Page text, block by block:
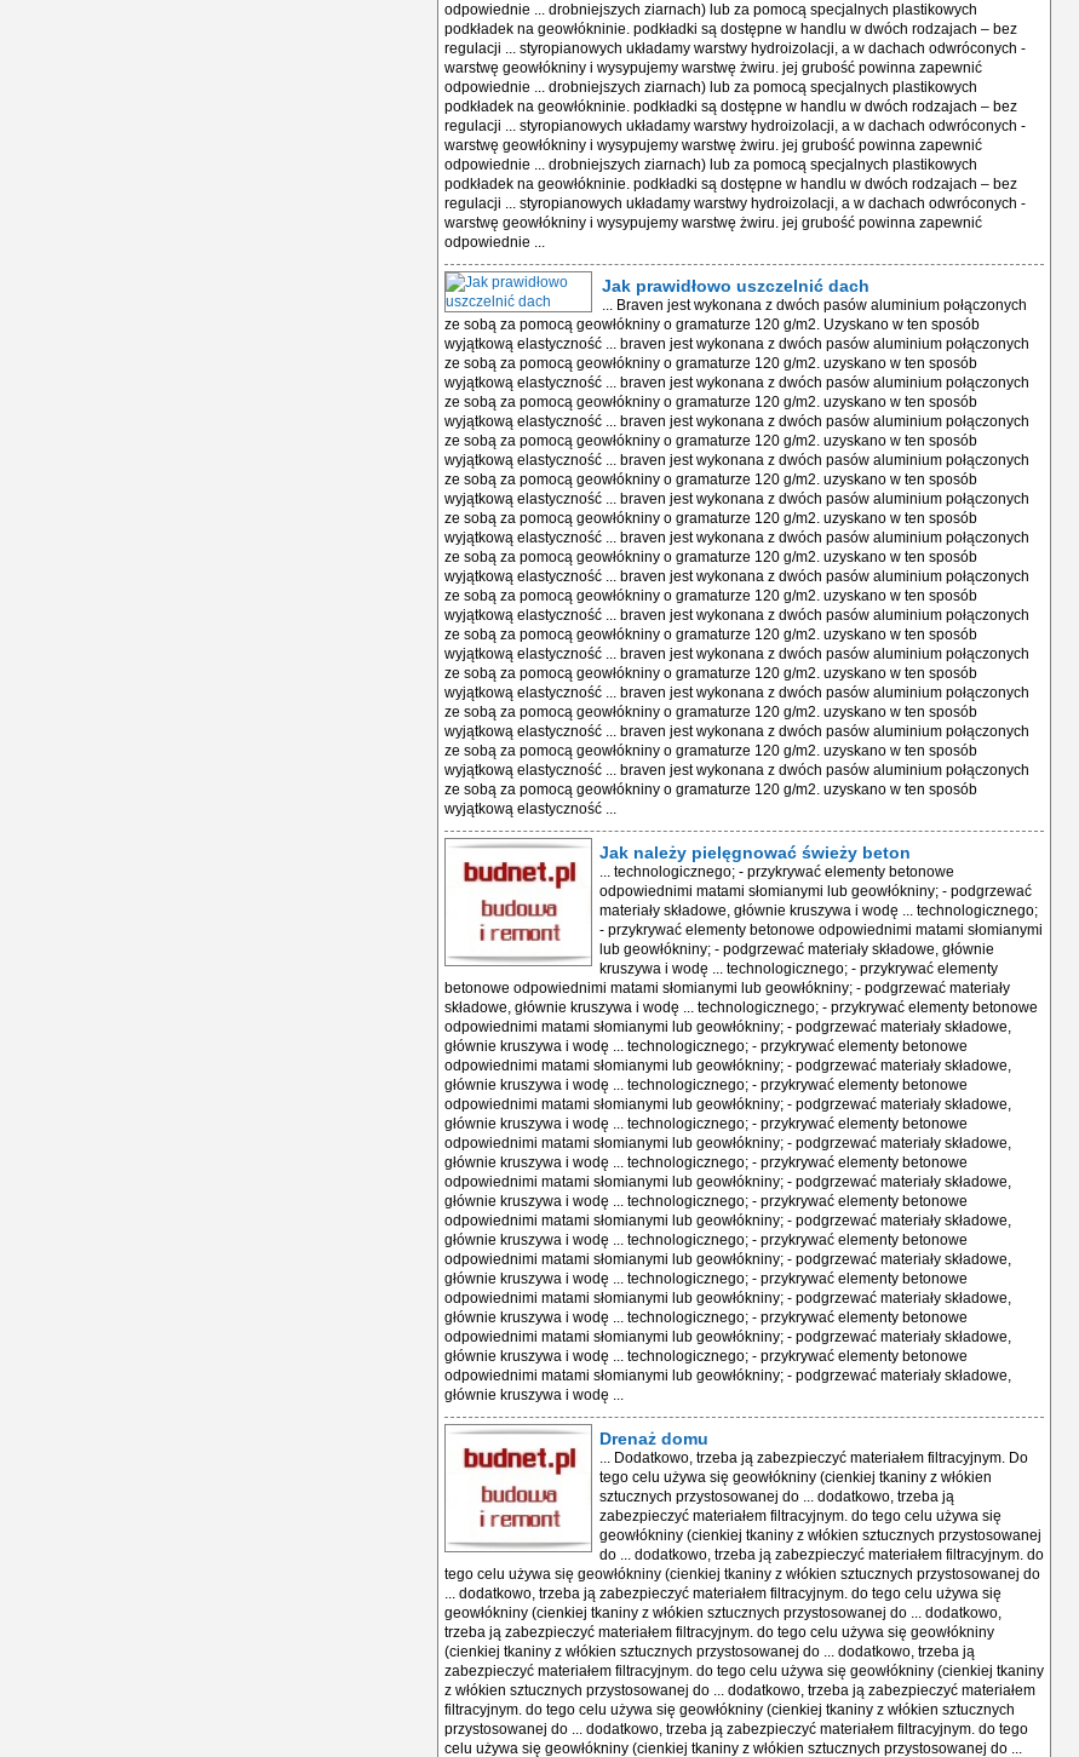
odpowiednie ... drobniejszych ziarnach) lub za pomocą specjalnych plastikowych
podkładek na geowłókninie. podkładki są dostępne w handlu w dwóch rodzajach – bez
regulacji ... styropianowych układamy warstwy hydroizolacji, a w dachach odwróconych -
warstwę geowłókniny i wysypujemy warstwę żwiru. jej grubość powinna zapewnić
odpowiednie ... drobniejszych ziarnach) lub za pomocą specjalnych plastikowych
podkładek na geowłókninie. podkładki są dostępne w handlu w dwóch rodzajach – bez
regulacji ... styropianowych układamy warstwy hydroizolacji, a w dachach odwróconych -
warstwę geowłókniny i wysypujemy warstwę żwiru. jej grubość powinna zapewnić
odpowiednie ... drobniejszych ziarnach) lub za pomocą specjalnych plastikowych
podkładek na geowłókninie. podkładki są dostępne w handlu w dwóch rodzajach – bez
regulacji ... styropianowych układamy warstwy hydroizolacji, a w dachach odwróconych -
warstwę geowłókniny i wysypujemy warstwę żwiru. jej grubość powinna zapewnić
odpowiednie ...
Jak prawidłowo uszczelnić dach
... Braven jest wykonana z dwóch pasów aluminium połączonych
ze sobą za pomocą geowłókniny o gramaturze 120 g/m2. Uzyskano w ten sposób
wyjątkową elastyczność ... braven jest wykonana z dwóch pasów aluminium połączonych
ze sobą za pomocą geowłókniny o gramaturze 120 g/m2. uzyskano w ten sposób
wyjątkową elastyczność ... braven jest wykonana z dwóch pasów aluminium połączonych
ze sobą za pomocą geowłókniny o gramaturze 120 g/m2. uzyskano w ten sposób
wyjątkową elastyczność ... braven jest wykonana z dwóch pasów aluminium połączonych
ze sobą za pomocą geowłókniny o gramaturze 120 g/m2. uzyskano w ten sposób
wyjątkową elastyczność ... braven jest wykonana z dwóch pasów aluminium połączonych
ze sobą za pomocą geowłókniny o gramaturze 120 g/m2. uzyskano w ten sposób
wyjątkową elastyczność ... braven jest wykonana z dwóch pasów aluminium połączonych
ze sobą za pomocą geowłókniny o gramaturze 120 g/m2. uzyskano w ten sposób
wyjątkową elastyczność ... braven jest wykonana z dwóch pasów aluminium połączonych
ze sobą za pomocą geowłókniny o gramaturze 120 g/m2. uzyskano w ten sposób
wyjątkową elastyczność ... braven jest wykonana z dwóch pasów aluminium połączonych
ze sobą za pomocą geowłókniny o gramaturze 120 g/m2. uzyskano w ten sposób
wyjątkową elastyczność ... braven jest wykonana z dwóch pasów aluminium połączonych
ze sobą za pomocą geowłókniny o gramaturze 120 g/m2. uzyskano w ten sposób
wyjątkową elastyczność ... braven jest wykonana z dwóch pasów aluminium połączonych
ze sobą za pomocą geowłókniny o gramaturze 120 g/m2. uzyskano w ten sposób
wyjątkową elastyczność ... braven jest wykonana z dwóch pasów aluminium połączonych
ze sobą za pomocą geowłókniny o gramaturze 120 g/m2. uzyskano w ten sposób
wyjątkową elastyczność ... braven jest wykonana z dwóch pasów aluminium połączonych
ze sobą za pomocą geowłókniny o gramaturze 120 g/m2. uzyskano w ten sposób
wyjątkową elastyczność ... braven jest wykonana z dwóch pasów aluminium połączonych
ze sobą za pomocą geowłókniny o gramaturze 120 g/m2. uzyskano w ten sposób
wyjątkową elastyczność ...
Jak należy pielęgnować świeży beton
... technologicznego; - przykrywać elementy betonowe
odpowiednimi matami słomianymi lub geowłókniny; - podgrzewać
materiały składowe, głównie kruszywa i wodę ... technologicznego;
- przykrywać elementy betonowe odpowiednimi matami słomianymi
lub geowłókniny; - podgrzewać materiały składowe, głównie
kruszywa i wodę ... technologicznego; - przykrywać elementy
betonowe odpowiednimi matami słomianymi lub geowłókniny; - podgrzewać materiały
składowe, głównie kruszywa i wodę ... technologicznego; - przykrywać elementy betonowe
odpowiednimi matami słomianymi lub geowłókniny; - podgrzewać materiały składowe,
głównie kruszywa i wodę ... technologicznego; - przykrywać elementy betonowe
odpowiednimi matami słomianymi lub geowłókniny; - podgrzewać materiały składowe,
głównie kruszywa i wodę ... technologicznego; - przykrywać elementy betonowe
odpowiednimi matami słomianymi lub geowłókniny; - podgrzewać materiały składowe,
głównie kruszywa i wodę ... technologicznego; - przykrywać elementy betonowe
odpowiednimi matami słomianymi lub geowłókniny; - podgrzewać materiały składowe,
głównie kruszywa i wodę ... technologicznego; - przykrywać elementy betonowe
odpowiednimi matami słomianymi lub geowłókniny; - podgrzewać materiały składowe,
głównie kruszywa i wodę ... technologicznego; - przykrywać elementy betonowe
odpowiednimi matami słomianymi lub geowłókniny; - podgrzewać materiały składowe,
głównie kruszywa i wodę ... technologicznego; - przykrywać elementy betonowe
odpowiednimi matami słomianymi lub geowłókniny; - podgrzewać materiały składowe,
głównie kruszywa i wodę ... technologicznego; - przykrywać elementy betonowe
odpowiednimi matami słomianymi lub geowłókniny; - podgrzewać materiały składowe,
głównie kruszywa i wodę ... technologicznego; - przykrywać elementy betonowe
odpowiednimi matami słomianymi lub geowłókniny; - podgrzewać materiały składowe,
głównie kruszywa i wodę ... technologicznego; - przykrywać elementy betonowe
odpowiednimi matami słomianymi lub geowłókniny; - podgrzewać materiały składowe,
głównie kruszywa i wodę ...
Drenaż domu
... Dodatkowo, trzeba ją zabezpieczyć materiałem filtracyjnym. Do
tego celu używa się geowłókniny (cienkiej tkaniny z włókien
sztucznych przystosowanej do ... dodatkowo, trzeba ją
zabezpieczyć materiałem filtracyjnym. do tego celu używa się
geowłókniny (cienkiej tkaniny z włókien sztucznych przystosowanej
do ... dodatkowo, trzeba ją zabezpieczyć materiałem filtracyjnym. do
tego celu używa się geowłókniny (cienkiej tkaniny z włókien sztucznych przystosowanej do
... dodatkowo, trzeba ją zabezpieczyć materiałem filtracyjnym. do tego celu używa się
geowłókniny (cienkiej tkaniny z włókien sztucznych przystosowanej do ... dodatkowo,
trzeba ją zabezpieczyć materiałem filtracyjnym. do tego celu używa się geowłókniny
(cienkiej tkaniny z włókien sztucznych przystosowanej do ... dodatkowo, trzeba ją
zabezpieczyć materiałem filtracyjnym. do tego celu używa się geowłókniny (cienkiej tkaniny
z włókien sztucznych przystosowanej do ... dodatkowo, trzeba ją zabezpieczyć materiałem
filtracyjnym. do tego celu używa się geowłókniny (cienkiej tkaniny z włókien sztucznych
przystosowanej do ... dodatkowo, trzeba ją zabezpieczyć materiałem filtracyjnym. do tego
celu używa się geowłókniny (cienkiej tkaniny z włókien sztucznych przystosowanej do ...